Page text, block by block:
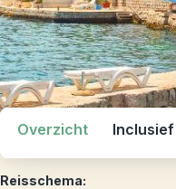
Overzicht Inclusief
Reisschema: